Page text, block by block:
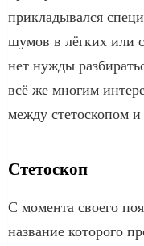
прикладывался
шумов в лёгких или
нет нужды
всё же многим
между стетоскопом
Стетоскоп
С момента своего
название которого